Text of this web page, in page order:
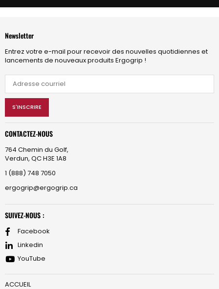
Newsletter
Entrez votre e-mail pour recevoir des nouvelles quotidiennes et
lancements de nouveaux produits Ergogrip !
S'INSCRIRE
CONTACTEZ-NOUS
764 Chemin du Golf,
Verdun, QC H3E 1A8
1 (888) 748 7050
ergogrip@ergogrip.ca
SUIVEZ-NOUS :
Facebook
Linkedin
YouTube
ACCUEIL